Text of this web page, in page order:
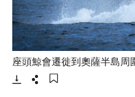
座頭鯨會遷徙到奧薩半島周